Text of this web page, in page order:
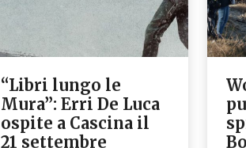
“Libri lungo le
Mura”: Erri De Luca
ospite a Cascina il
21 settembre